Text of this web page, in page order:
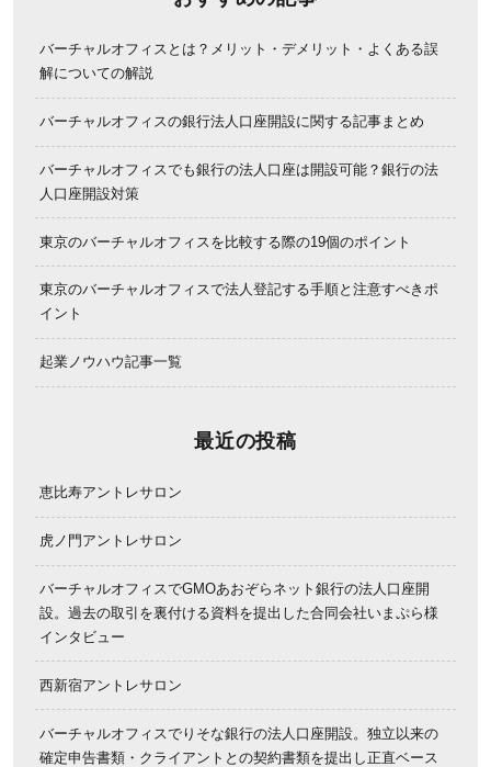
バーチャルオフィスとは？メリット・デメリット・よくある誤
解についての解説
バーチャルオフィスの銀行法人口座開設に関する記事まとめ
バーチャルオフィスでも銀行の法人口座は開設可能？銀行の法
人口座開設対策
東京のバーチャルオフィスを比較する際の19個のポイント
東京のバーチャルオフィスで法人登記する手順と注意すべきポ
イント
起業ノウハウ記事一覧
最近の投稿
恵比寿アントレサロン
虎ノ門アントレサロン
バーチャルオフィスでGMOあおぞらネット銀行の法人口座開
設。過去の取引を裏付ける資料を提出した合同会社いまぷら様
インタビュー
西新宿アントレサロン
バーチャルオフィスでりそな銀行の法人口座開設。独立以来の
確定申告書類・クライアントとの契約書類を提出し正直ベース